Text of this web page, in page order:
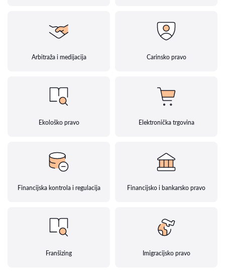
Arbitraža i medijacija Carinsko pravo
Ekološko pravo Elektronička trgovina
Financijska kontrola i regulacija Financijsko i bankarsko pravo
Franšizing Imigracijsko pravo